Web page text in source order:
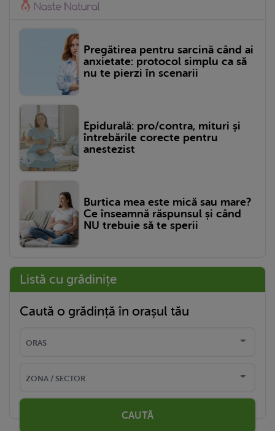
Pregătirea pentru sarcină când ai
anxietate: protocol simplu ca să
nu te pierzi în scenarii
Epidurală: pro/contra, mituri și
întrebările corecte pentru
anestezist
Burtica mea este mică sau mare?
Ce înseamnă răspunsul și când
NU trebuie să te sperii
Listă cu grădinițe
Caută o grădință în orașul tău
CAUTĂ